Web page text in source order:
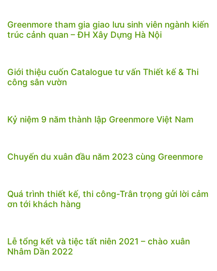
Greenmore tham gia giao lưu sinh viên ngành kiến
trúc cảnh quan – ĐH Xây Dựng Hà Nội
Giới thiệu cuốn Catalogue tư vấn Thiết kế & Thi
công sân vườn
Kỷ niệm 9 năm thành lập Greenmore Việt Nam
Chuyến du xuân đầu năm 2023 cùng Greenmore
Quá trình thiết kế, thi công-Trân trọng gửi lời cảm
ơn tới khách hàng
Lễ tổng kết và tiệc tất niên 2021 – chào xuân
Nhâm Dần 2022